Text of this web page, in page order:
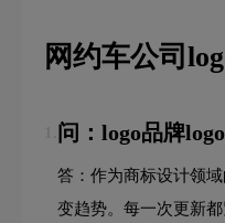
网约车公司
问：logo品牌
答：作为商标设计领
变趋势。每一次更新